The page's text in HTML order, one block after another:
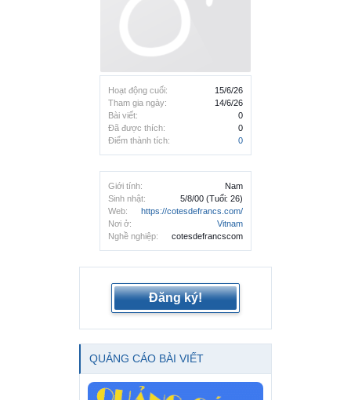
Hoạt động cuối:
15/6/26
Tham gia ngày:
14/6/26
Bài viết:
0
Đã được thích:
0
Điểm thành tích:
0
Giới tính:
Nam
Sinh nhật:
5/8/00 (Tuổi: 26)
Web:
https://cotesdefrancs.com/
Nơi ở:
Vitnam
Nghề nghiệp:
cotesdefrancscom
Đăng ký!
QUẢNG CÁO BÀI VIẾT